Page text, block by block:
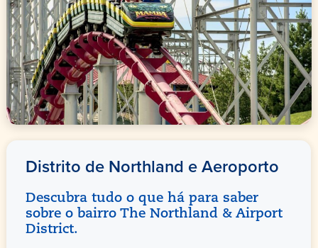
Distrito de Northland e Aeroporto
Descubra tudo o que há para saber
sobre o bairro The Northland & Airport
District.